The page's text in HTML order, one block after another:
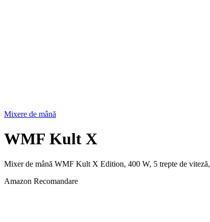
Mixere de mână
WMF Kult X
Mixer de mână WMF Kult X Edition, 400 W, 5 trepte de
Amazon Recomandare